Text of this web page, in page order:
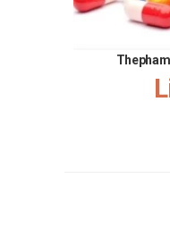
Thận trọng
Thận